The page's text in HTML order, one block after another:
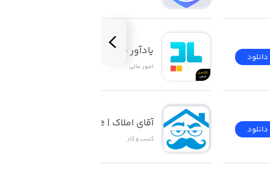
دانلود
دانلود
یادآور چک ۲
امور ‌مالی
آقای املاک | Mr Estate
کسب‌ و ‌کار